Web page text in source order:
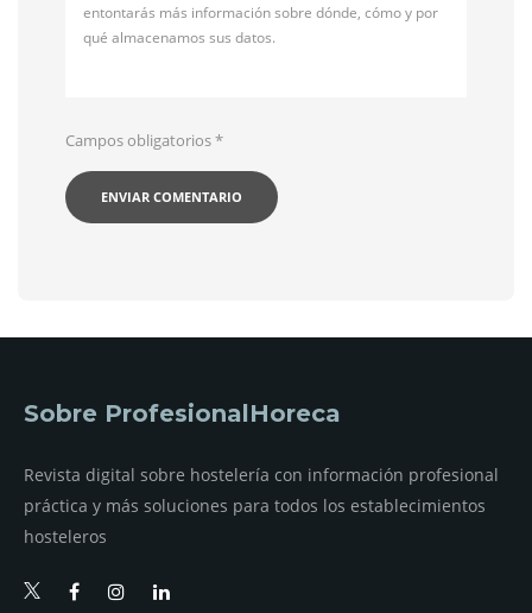
entontarás más información sobre dónde, cómo y por
qué almacenamos sus datos.
Campos obligatorios*
Sobre ProfesionalHoreca
Revista digital sobre hostelería con información profesional
práctica y más soluciones para todos los establecimientos
hosteleros